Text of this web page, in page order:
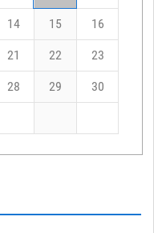
14 15 16
21 22 23
28 29 30